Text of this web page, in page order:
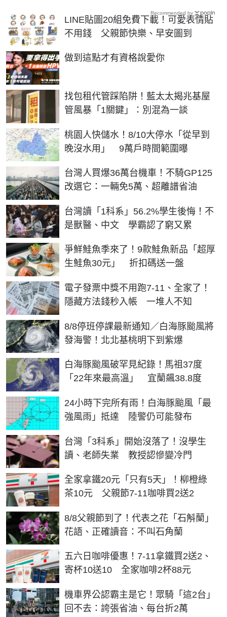
LINE貼圖20組免費下載！可愛表情貼
不用錢 父親節快樂、早安圖到
做到這點才有資格說愛你
PR
找包租代管踩陷阱！藍太太揭兆基屋
管風暴「1關鍵」：別混為一談
桃園人快儲水！8/10大停水「從早到
晚沒水用」 9萬戶時間範圍曝
台灣人買爆36萬台機車！不騎GP125
改選它：一輛免5萬、超離譜省油
台灣讀「1科系」56.2%學生後悔！不
是獸醫、中文 學霸認了窮又累
爭鮮鮭魚季來了！9款鮭魚新品「超厚
生鮭魚30元」 折扣碼送一盤
電子發票中獎不用跑7-11、全家了！
隱藏方法錢秒入帳 一堆人不知
8/8停班停課最新通知／白海豚颱風將
發海警！北北基桃明下到紫爆
白海豚颱風破罕見紀錄！馬祖37度
「22年來最高溫」 宜蘭飆38.8度
24小時下完所有雨！白海豚颱風「最
強風雨」抵達 陸警仍可能發布
台灣「3科系」開始沒落了！沒學生
讀、老師失業 教授認慘變冷門
全家拿鐵20元「只有5天」！柳橙綠
茶10元 父親節7-11咖啡買2送2
8/8父親節到了！代表之花「石斛蘭」
花語、正確讀音：不叫石角蘭
五六日咖啡優惠！7-11拿鐵買2送2、
寄杯10送10 全家咖啡2杯88元
機車界公認霸主是它！眾騎「這2台」
回不去：誇張省油、每台折2萬
Recommended by